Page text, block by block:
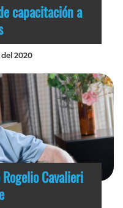
capacitación a
2020
Cavalieri